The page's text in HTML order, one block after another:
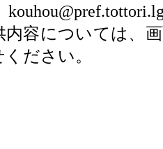
容については、
ださい。